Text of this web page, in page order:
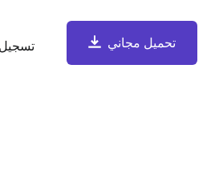
تحميل مجاني